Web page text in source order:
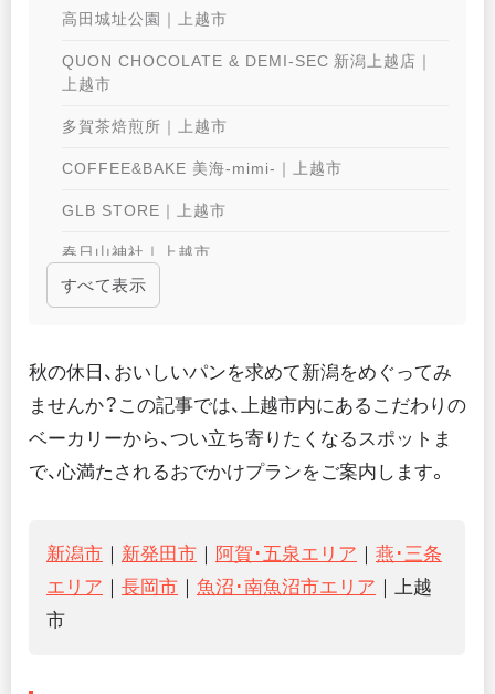
高田城址公園｜上越市
QUON CHOCOLATE & DEMI-SEC 新潟上越店｜
上越市
多賀茶焙煎所｜上越市
COFFEE&BAKE 美海-mimi-｜上越市
GLB STORE｜上越市
春日山神社｜上越市
REGINA SWEETS & BAKERY｜上越市
すべて表示
秋の休日、おいしいパンを求めて新潟をめぐってみ
ませんか？この記事では、上越市内にあるこだわりの
ベーカリーから、つい立ち寄りたくなるスポットま
で、心満たされるおでかけプランをご案内します。
新潟市 新発田市 阿賀･五泉エリア
燕･三条
エリア
長岡市 魚沼･南魚沼市エリア ｜上越
市